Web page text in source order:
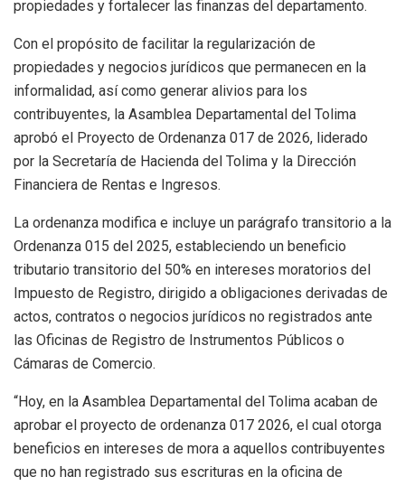
propiedades y fortalecer las finanzas del departamento.
Con el propósito de facilitar la regularización de
propiedades y negocios jurídicos que permanecen en la
informalidad, así como generar alivios para los
contribuyentes, la Asamblea Departamental del Tolima
aprobó el Proyecto de Ordenanza 017 de 2026, liderado
por la Secretaría de Hacienda del Tolima y la Dirección
Financiera de Rentas e Ingresos.
La ordenanza modifica e incluye un parágrafo transitorio a la
Ordenanza 015 del 2025, estableciendo un beneficio
tributario transitorio del 50% en intereses moratorios del
Impuesto de Registro, dirigido a obligaciones derivadas de
actos, contratos o negocios jurídicos no registrados ante
las Oficinas de Registro de Instrumentos Públicos o
Cámaras de Comercio.
“Hoy, en la Asamblea Departamental del Tolima acaban de
aprobar el proyecto de ordenanza 017 2026, el cual otorga
beneficios en intereses de mora a aquellos contribuyentes
que no han registrado sus escrituras en la oficina de